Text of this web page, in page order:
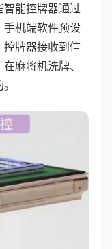
能控牌器通过
手机端软件预设
控牌器接收到信
麻将机洗牌、